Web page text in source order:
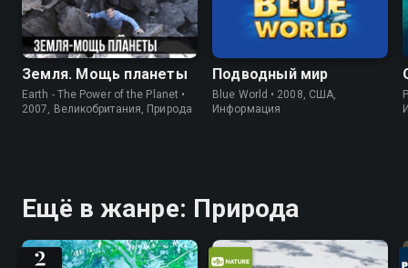
Земля. Мощь планеты
Earth - The Power of the Planet •
2007, Великобритания, Природа
Подводный мир
Blue World • 2008, США,
Информация
Ещё в жанре: Природа